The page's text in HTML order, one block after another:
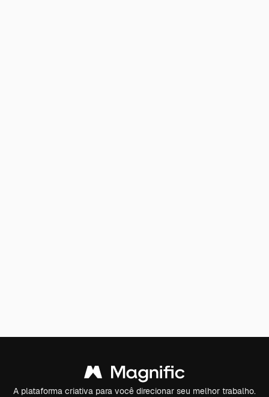
A plataforma criativa para você direcionar seu melhor trabalho.